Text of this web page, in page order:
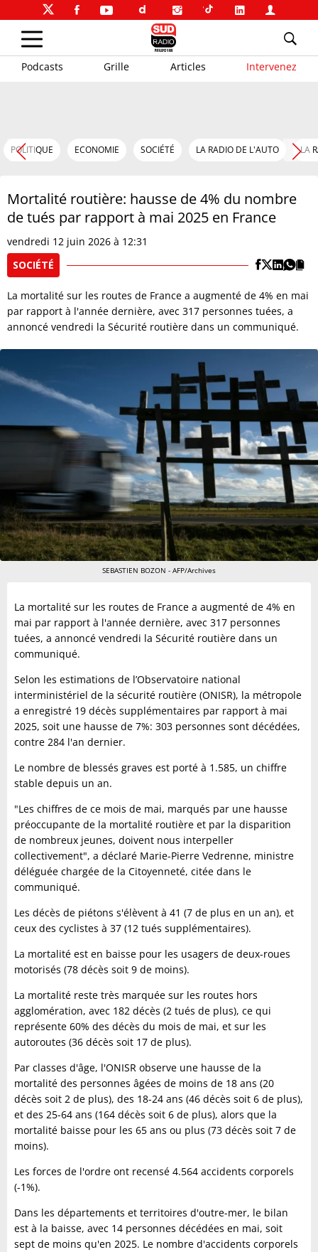
Podcasts Grille Articles Intervenez
POLITIQUE ECONOMIE SOCIÉTÉ LA RADIO DE L'AUTO LA
Mortalité routière: hausse de 4% du nombre
de tués par rapport à mai 2025 en France
vendredi 12 juin 2026 à 12:31
SOCIÉTÉ
La mortalité sur les routes de France a augmenté de 4% en mai
par rapport à l'année dernière, avec 317 personnes tuées, a
annoncé vendredi la Sécurité routière dans un communiqué.
SEBASTIEN BOZON - AFP/Archives
La mortalité sur les routes de France a augmenté de 4% en
mai par rapport à l'année dernière, avec 317 personnes
tuées, a annoncé vendredi la Sécurité routière dans un
communiqué.
Selon les estimations de l’Observatoire national
interministériel de la sécurité routière (ONISR), la métropole
a enregistré 19 décès supplémentaires par rapport à mai
2025, soit une hausse de 7%: 303 personnes sont décédées,
contre 284 l'an dernier.
Le nombre de blessés graves est porté à 1.585, un chiffre
stable depuis un an.
"Les chiffres de ce mois de mai, marqués par une hausse
préoccupante de la mortalité routière et par la disparition
de nombreux jeunes, doivent nous interpeller
collectivement", a déclaré Marie-Pierre Vedrenne, ministre
déléguée chargée de la Citoyenneté, citée dans le
communiqué.
Les décès de piétons s'élèvent à 41 (7 de plus en un an), et
ceux des cyclistes à 37 (12 tués supplémentaires).
La mortalité est en baisse pour les usagers de deux-roues
motorisés (78 décès soit 9 de moins).
La mortalité reste très marquée sur les routes hors
agglomération, avec 182 décès (2 tués de plus), ce qui
représente 60% des décès du mois de mai, et sur les
autoroutes (36 décès soit 17 de plus).
Par classes d'âge, l'ONISR observe une hausse de la
mortalité des personnes âgées de moins de 18 ans (20
décès soit 2 de plus), des 18-24 ans (46 décès soit 6 de plus),
et des 25-64 ans (164 décès soit 6 de plus), alors que la
mortalité baisse pour les 65 ans ou plus (73 décès soit 7 de
moins).
Les forces de l'ordre ont recensé 4.564 accidents corporels
(-1%).
Dans les départements et territoires d'outre-mer, le bilan
est à la baisse, avec 14 personnes décédées en mai, soit
sept de moins qu'en 2025. Le nombre d'accidents corporels